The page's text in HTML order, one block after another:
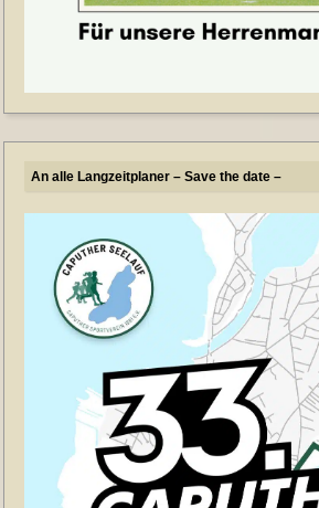
An alle Langzeitplaner – Save the date –